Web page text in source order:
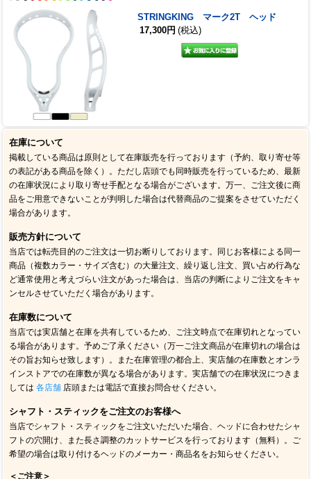
STRINGKING マーク2T ヘッド
17,300円 (税込)
在庫について
掲載している商品は原則として在庫販売を行っております（予約、取り寄せ等
の表記がある商品を除く）。ただし店頭でも同時販売を行っているため、最新
の在庫状況により取り寄せ手配となる場合がございます。万一、ご注文後に商
品をご用意できないことが判明した場合は代替商品のご提案をさせていただく
場合があります。
販売方針について
当店では転売目的のご注文は一切お断りしております。同じお客様による同一
商品（複数カラー・サイズ含む）の大量注文、繰り返し注文、買い占め行為な
ど通常使用と考えづらい注文があった場合は、当店の判断によりご注文をキャ
ンセルさせていただく場合があります。
在庫数について
当店では実店舗と在庫を共有しているため、ご注文時点で在庫切れとなってい
る場合があります。予めご了承ください（万一ご注文商品が在庫切れの場合は
その旨お知らせ致します）。また在庫管理の都合上、実店舗の在庫数とオンラ
インストアでの在庫数が異なる場合があります。実店舗での在庫状況につきま
しては各店舗 店頭または電話で直接お問合せください。
シャフト・スティックをご注文のお客様へ
当店でシャフト・スティックをご注文いただいた場合、ヘッドに合わせたシャ
フトの穴開け、また長さ調整のカットサービスを行っております（無料）。ご
希望の場合は取り付けるヘッドのメーカー・商品名をお知らせください。
＜ご注意＞